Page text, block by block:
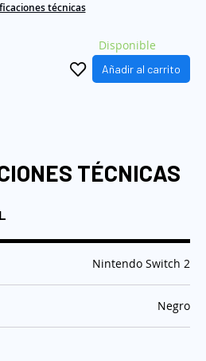
técnicas
Disponible
Añadir al carrito
TÉCNICAS
:Nintendo Switch 2
:Negro